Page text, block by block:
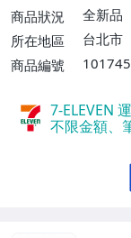
運費
費】、
商品狀況
全新品
所在地區
台北市
商品編號
7-ELEVEN
不限金額、